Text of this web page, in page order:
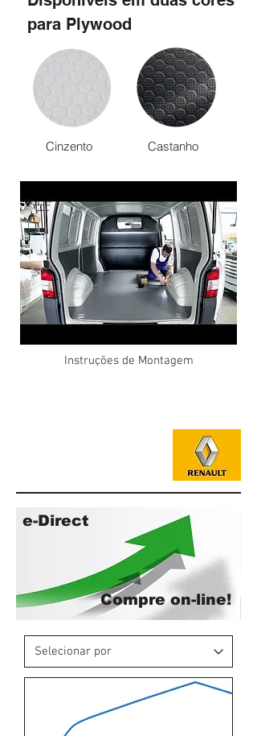
para Plywood
Cinzento Castanho
Instruções de Montagem
Compre on-line!
e-Direct